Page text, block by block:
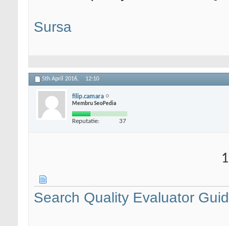
Sursa
5th April 2016, 12:10
filip.camara
Membru SeoPedia
Reputatie: 37
Search Quality Evaluator